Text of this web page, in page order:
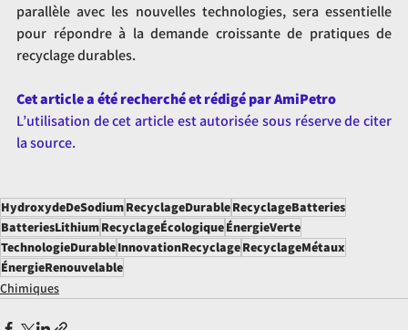
parallèle avec les nouvelles technologies, sera essentielle
pour répondre à la demande croissante de pratiques de
recyclage durables.
Cet article a été recherché et rédigé par AmiPetro
L’utilisation de cet article est autorisée sous réserve de citer
la source.
HydroxydeDeSodiumRecyclageDurableRecyclageBatteries
BatteriesLithiumRecyclageÉcologiqueÉnergieVerte
TechnologieDurableInnovationRecyclageRecyclageMétaux
ÉnergieRenouvelable
Chimiques